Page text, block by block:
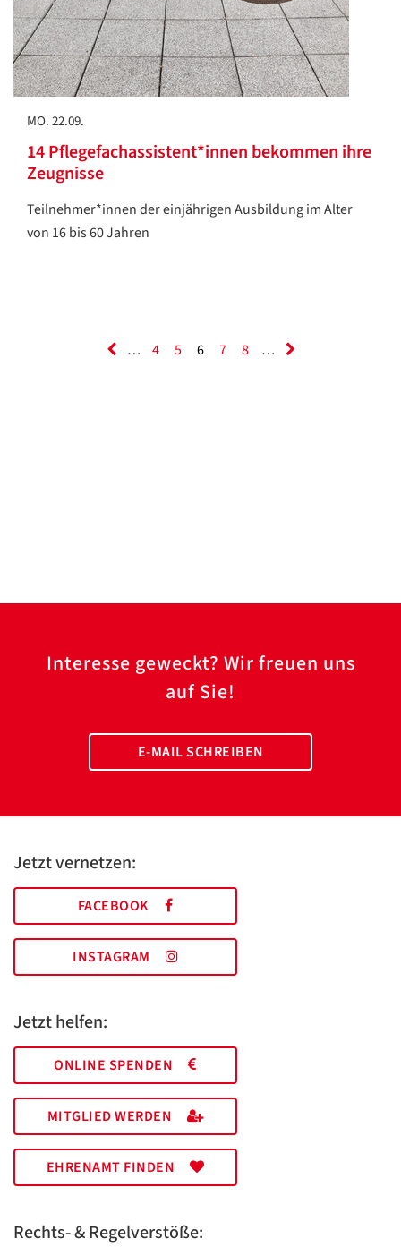
MO. 22.09.
14 Pflegefachassistent*innen bekommen ihre
Zeugnisse
Teilnehmer*innen der einjährigen Ausbildung im Alter
von 16 bis 60 Jahren
… 4 5 6 7 8 …
Interesse geweckt? Wir freuen uns
auf Sie!
E-MAIL SCHREIBEN
Jetzt vernetzen:
FACEBOOK
INSTAGRAM
Jetzt helfen:
ONLINE SPENDEN
MITGLIED WERDEN
EHRENAMT FINDEN
Rechts- & Regelverstöße: